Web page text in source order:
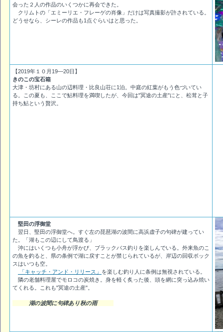
会った２人の作品のいくつかに再会できた。
クリムトの「エミーリエ・フレーゲの肖像」だけは写真撮影が許されている。
どうせなら、シーレの作品も1点ぐらいはと思った。
【2019年１０月19―20日】
きのこの宝石箱
大津・坊村にある山の辺料理・比良山荘に1泊。中庭の紅葉がもう色づいてい
る。この夏も、ここで鮎料理を満喫したが、今回は"冥途の土産"にと、松茸と子
持ち鮎という贅沢。
堅田の浮御堂
翌日、堅田の浮御堂へ。すぐ左の琵琶湖の波間に高浜虚子の句碑が建ってい
た。「湖もこの辺にして鳥渡る」
沖にはいくつも小舟が浮かび、ブラックバス釣りを楽しんでいる。外来魚のこ
の魚を釣ると、県の条例で湖に戻すことが禁じられているが、岸辺の回収ボック
スはいつも空。
「キャッチ・アンド・リリース」 を楽しむ釣り人に条例は無視されている。
隣の老舗料理屋でモロコの炭焼き。身を軽く炙った後、頭を網に突っ込み焼い
てくれる。これも"冥途の土産"。
湖の波間に句碑あり秋の雨